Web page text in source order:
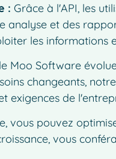
: Grâce à l'API, les
analyse et des
les informations
Moo Software
changeants,
exigences de
vous pouvez
vous